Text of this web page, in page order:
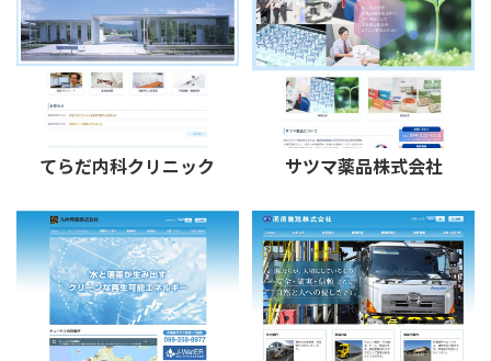
てらだ内科クリニック サツマ薬品株式会社